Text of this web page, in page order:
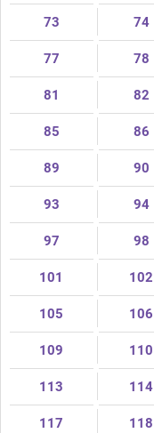
73 74
77 78
81 82
85 86
89 90
93 94
97 98
101 102
105 106
109 110
113 114
117 118